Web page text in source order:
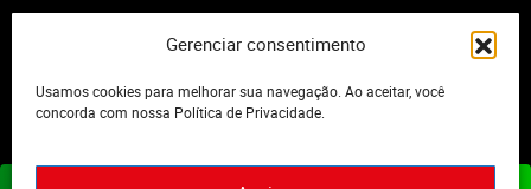
Gerenciar consentimento
Usamos cookies para melhorar sua navegação. Ao aceitar, você
concorda com nossa Política de Privacidade.
2023 - Editora Motor Midia. Todos os direitos reservados.